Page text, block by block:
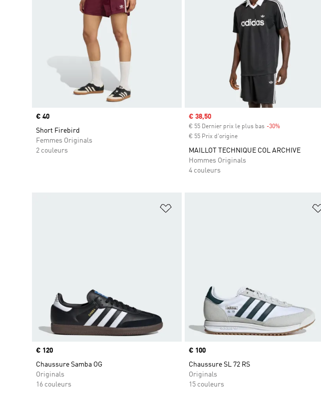
Prix
€ 40
Short Firebird
Femmes Originals
2 couleurs
Prix soldé
€ 38,50
€ 55 Dernier prix le plus bas -30%Rabais
€ 55 Prix d'origine
MAILLOT TECHNIQUE COL ARCHIVE
Hommes Originals
4 couleurs
Prix
€ 120
Chaussure Samba OG
Originals
16 couleurs
Prix
€ 100
Chaussure SL 72 RS
Originals
15 couleurs